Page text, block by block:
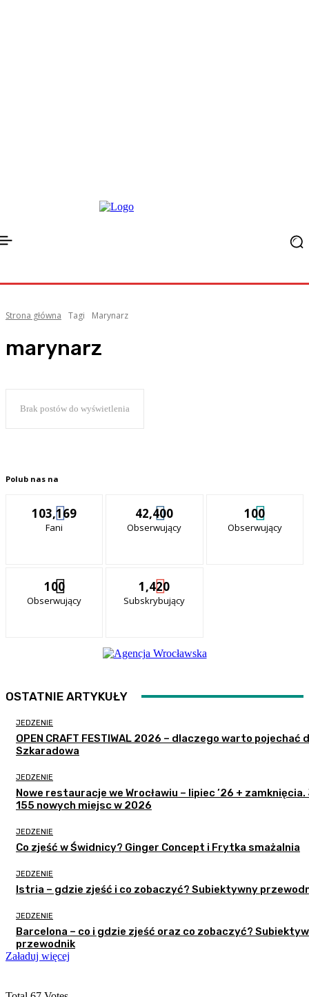
Strona główna Tagi Marynarz
marynarz
Brak postów do wyświetlenia
Polub nas na
103,169
Fani
42,400
Obserwujący
100
Obserwujący
100
Obserwujący
1,420
Subskrybujący
OSTATNIE ARTYKUŁY
JEDZENIE
OPEN CRAFT FESTIWAL 2026 – dlaczego warto pojechać
Szkaradowa
JEDZENIE
Nowe restauracje we Wrocławiu – lipiec ’26 + zamknięcia.
155 nowych miejsc w 2026
JEDZENIE
Co zjeść w Świdnicy? Ginger Concept i Frytka smażalnia
JEDZENIE
Istria – gdzie zjeść i co zobaczyć? Subiektywny
JEDZENIE
Barcelona – co i gdzie zjeść oraz co zobaczyć?
przewodnik
Załaduj więcej